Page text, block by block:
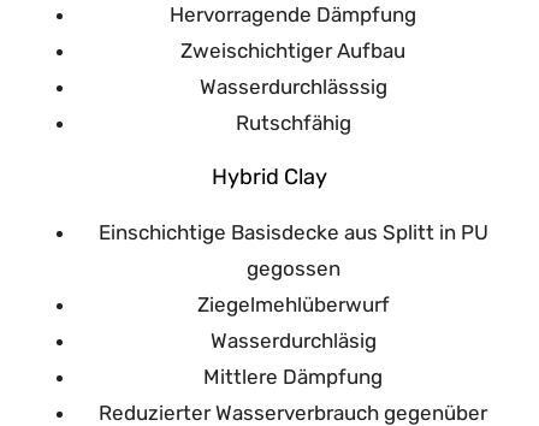
Hervorragende Dämpfung
Zweischichtiger Aufbau
Wasserdurchlässsig
Rutschfähig
Hybrid Clay
Einschichtige Basisdecke aus Splitt in PU
gegossen
Ziegelmehlüberwurf
Wasserdurchläsig
Mittlere Dämpfung
Reduzierter Wasserverbrauch gegenüber